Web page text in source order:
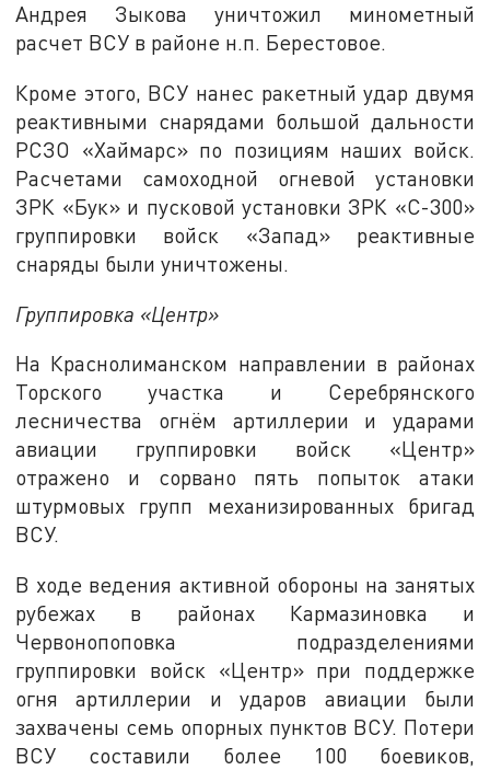
Андрея Зыкова уничтожил минометный
расчет ВСУ в районе н.п. Берестовое.
Кроме этого, ВСУ нанес ракетный удар двумя
реактивными снарядами большой дальности
РСЗО «Хаймарс» по позициям наших войск.
Расчетами самоходной огневой установки
ЗРК «Бук» и пусковой установки ЗРК «С-300»
группировки войск «Запад» реактивные
снаряды были уничтожены.
Группировка «Центр»
На Краснолиманском направлении в районах
Торского участка и Серебрянского
лесничества огнём артиллерии и ударами
авиации группировки войск «Центр»
отражено и сорвано пять попыток атаки
штурмовых групп механизированных бригад
ВСУ.
В ходе ведения активной обороны на занятых
рубежах в районах Кармазиновка и
Червонопоповка подразделениями
группировки войск «Центр» при поддержке
огня артиллерии и ударов авиации были
захвачены семь опорных пунктов ВСУ. Потери
ВСУ составили более 100 боевиков,